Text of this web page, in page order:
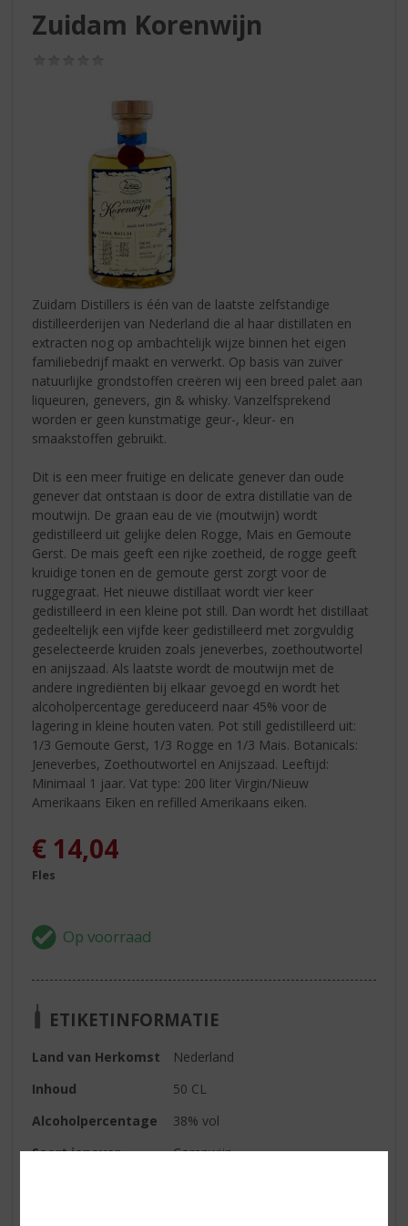
Zuidam Korenwijn
Zuidam Distillers is één van de laatste zelfstandige
distilleerderijen van Nederland die al haar distillaten en
extracten nog op ambachtelijk wijze binnen het eigen
familiebedrijf maakt en verwerkt. Op basis van zuiver
natuurlijke grondstoffen creëren wij een breed palet aan
liqueuren, genevers, gin & whisky. Vanzelfsprekend
worden er geen kunstmatige geur-, kleur- en
smaakstoffen gebruikt.
Dit is een meer fruitige en delicate genever dan oude
genever dat ontstaan is door de extra distillatie van de
moutwijn. De graan eau de vie (moutwijn) wordt
gedistilleerd uit gelijke delen Rogge, Mais en Gemoute
Gerst. De mais geeft een rijke zoetheid, de rogge geeft
kruidige tonen en de gemoute gerst zorgt voor de
ruggegraat. Het nieuwe distillaat wordt vier keer
gedistilleerd in een kleine pot still. Dan wordt het distillaat
gedeeltelijk een vijfde keer gedistilleerd met zorgvuldig
geselecteerde kruiden zoals jeneverbes, zoethoutwortel
en anijszaad. Als laatste wordt de moutwijn met de
andere ingrediënten bij elkaar gevoegd en wordt het
alcoholpercentage gereduceerd naar 45% voor de
lagering in kleine houten vaten. Pot still gedistilleerd uit:
1/3 Gemoute Gerst, 1/3 Rogge en 1/3 Mais. Botanicals:
Jeneverbes, Zoethoutwortel en Anijszaad. Leeftijd:
Minimaal 1 jaar. Vat type: 200 liter Virgin/Nieuw
Amerikaans Eiken en refilled Amerikaans eiken.
€ 14,04
Fles
ETIKETINFORMATIE
Land van Herkomst
Nederland
Inhoud
50 CL
Alcoholpercentage
38% vol
Soort jenever
Corenwijn